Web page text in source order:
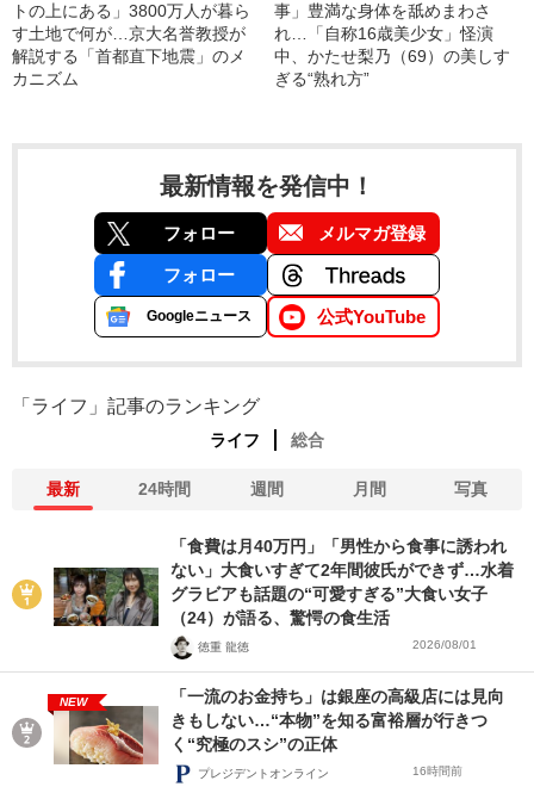
トの上にある」3800万人が暮ら
す土地で何が…京大名誉教授が
解説する「首都直下地震」のメ
カニズム
事」豊満な身体を舐めまわさ
れ…「自称16歳美少女」怪演
中、かたせ梨乃（69）の美しす
ぎる“熟れ方”
最新情報を発信中！
フォロー メルマガ登録
フォロー
Googleニュース 公式YouTube
「ライフ」記事のランキング
ライフ 総合
最新 24時間 週間 月間 写真
「食費は月40万円」「男性から食事に誘われ
ない」大食いすぎて2年間彼氏ができず…水着
グラビアも話題の“可愛すぎる”大食い女子
（24）が語る、驚愕の食生活
徳重 龍徳 2026/08/01
NEW
「一流のお金持ち」は銀座の高級店には見向
きもしない…“本物”を知る富裕層が行きつ
く“究極のスシ”の正体
プレジデントオンライン 16時間前